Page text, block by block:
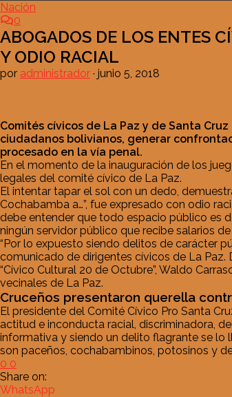
Nación
0
ABOGADOS DE LOS ENTES
Y ODIO RACIAL
por administrador · junio 5, 2018
Comités cívicos de La Paz y de Santa
ciudadanos bolivianos, generar
procesado en la vía penal.
En el momento de la inauguración de los
legales del comité cívico de La Paz.
El intentar tapar el sol con un dedo,
Cochabamba a…”, fue expresado con odio
debe entender que todo espacio público es
ningún servidor público que recibe salarios
“Por lo expuesto siendo delitos de carácter
comunicado de dirigentes cívicos de La Paz.
“Cívico Cultural 20 de Octubre”, Waldo
vecinales de La Paz.
Cruceños presentaron querella
El presidente del Comité Cívico Pro Santa
actitud e inconducta racial, discriminadora,
informativa y siendo un delito flagrante se lo
son paceños, cochabambinos, potosinos y
0 0
Share on:
WhatsApp